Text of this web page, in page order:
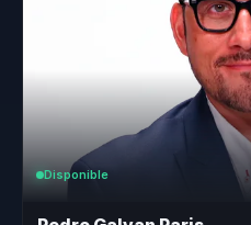
Disponible